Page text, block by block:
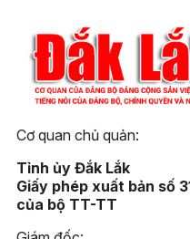
Cơ quan chủ quản:
Tỉnh ủy Đắk Lắk
Giấy phép xuất bản số
của bộ TT-TT